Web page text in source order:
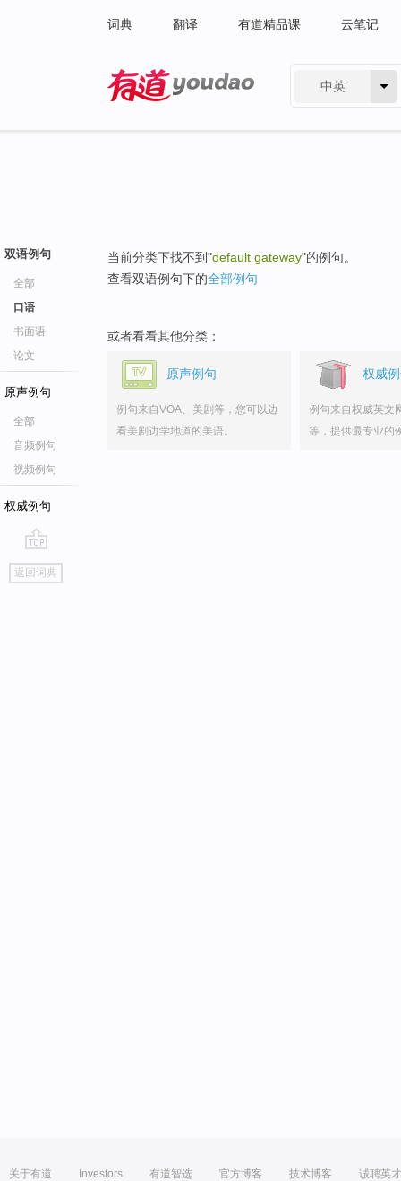
词典 翻译 有道精品课 云笔记
中英
双语例句
全部
口语
书面语
论文
原声例句
全部
音频例句
视频例句
权威例句
go
top
返回词典
当前分类下找不到"default gateway"的例句。
查看双语例句下的全部例句
或者看看其他分类：
原声例句
例句来自VOA、美剧等，您可以边
看美剧边学地道的美语。
权威
例句来自权威英文
等，提供最专业的
关于有道 Investors 有道智选 官方博客 技术博客 诚聘英才